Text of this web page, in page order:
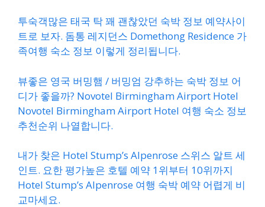
투숙객많은 태국 탁 꽤 괜찮았던 숙박 정보 예약사이
트로 보자. 돔통 레지던스 Domethong Residence 가
족여행 숙소 정보 이렇게 정리됩니다.
뷰좋은 영국 버밍햄 / 버밍엄 강추하는 숙박 정보 어
디가 좋을까? Novotel Birmingham Airport Hotel
Novotel Birmingham Airport Hotel 여행 숙소 정보
추천순위 나열합니다.
내가 찾은 Hotel Stump’s Alpenrose 스위스 알트 세
인트. 요한 평가높은 호텔 예약 1위부터 10위까지
Hotel Stump’s Alpenrose 여행 숙박 예약 어렵게 비
교마세요.